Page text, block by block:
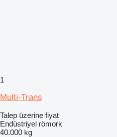
1
Multi-Trans
Talep üzerine fiyat
Endüstriyel römork
40.000 kg